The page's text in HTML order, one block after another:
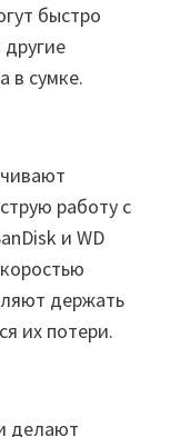
быстро
в сумке.
работу с
и WD
держать
их потери.
делают